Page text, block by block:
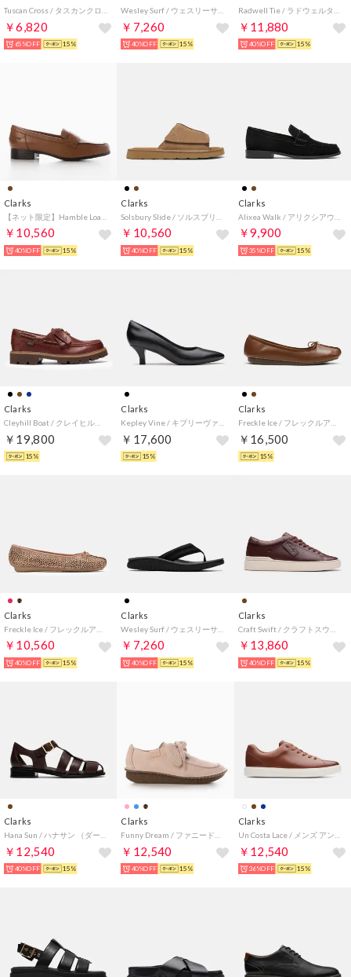
￥6,820
65%OFF 15%
￥7,260
40%OFF 15%
￥11,880
40%OFF 15%
Clarks
￥10,560
40%OFF 15%
Clarks
￥10,560
40%OFF 15%
Clarks
￥9,900
35%OFF 15%
Clarks
￥19,800
15%
Clarks
￥17,600
15%
Clarks
￥16,500
15%
Clarks
￥10,560
40%OFF 15%
Clarks
￥7,260
40%OFF 15%
Clarks
￥13,860
40%OFF 15%
Clarks
￥12,540
40%OFF 15%
Clarks
￥12,540
40%OFF 15%
Clarks
￥12,540
36%OFF 15%